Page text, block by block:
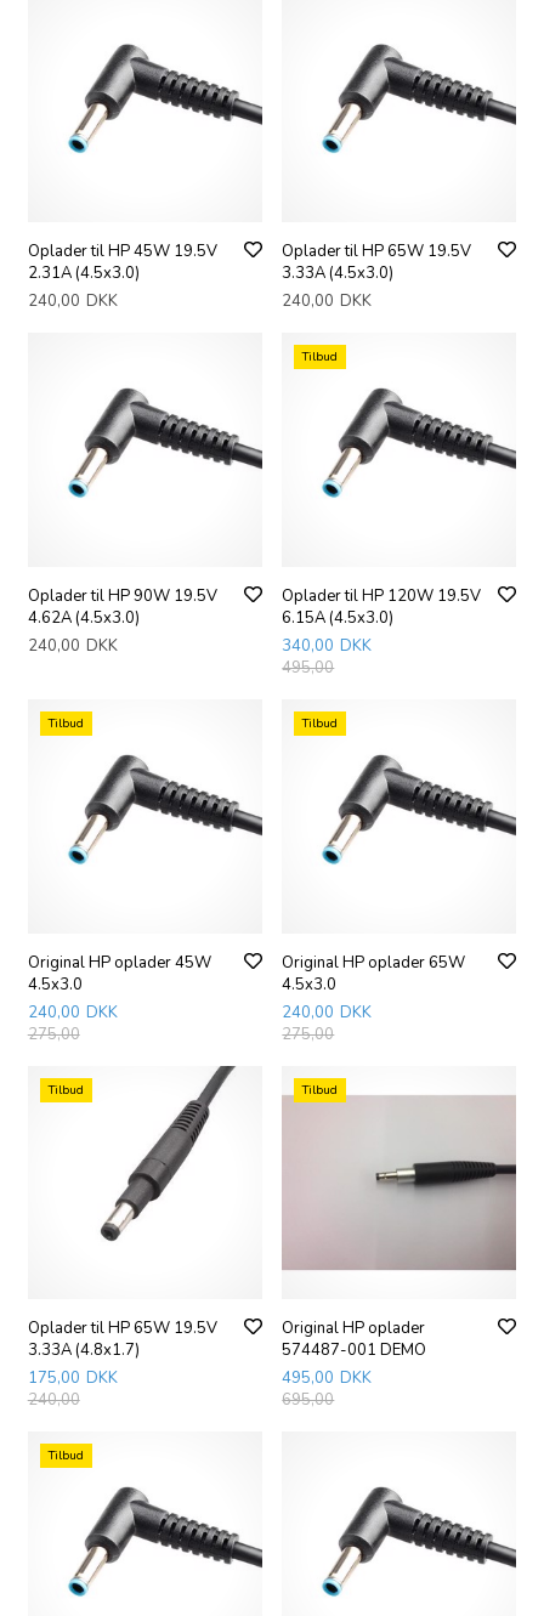
Oplader til HP 45W 19.5V
2.31A (4.5x3.0)
240,00 DKK
Oplader til HP 65W 19.5V
3.33A (4.5x3.0)
240,00 DKK
Oplader til HP 90W 19.5V
4.62A (4.5x3.0)
240,00 DKK
Tilbud
Oplader til HP 120W 19.5V
6.15A (4.5x3.0)
340,00 DKK
495,00
Tilbud
Original HP oplader 45W
4.5x3.0
240,00 DKK
275,00
Tilbud
Original HP oplader 65W
4.5x3.0
240,00 DKK
275,00
Tilbud
Oplader til HP 65W 19.5V
3.33A (4.8x1.7)
175,00 DKK
240,00
Tilbud
Original HP oplader
574487-001 DEMO
495,00 DKK
695,00
Tilbud